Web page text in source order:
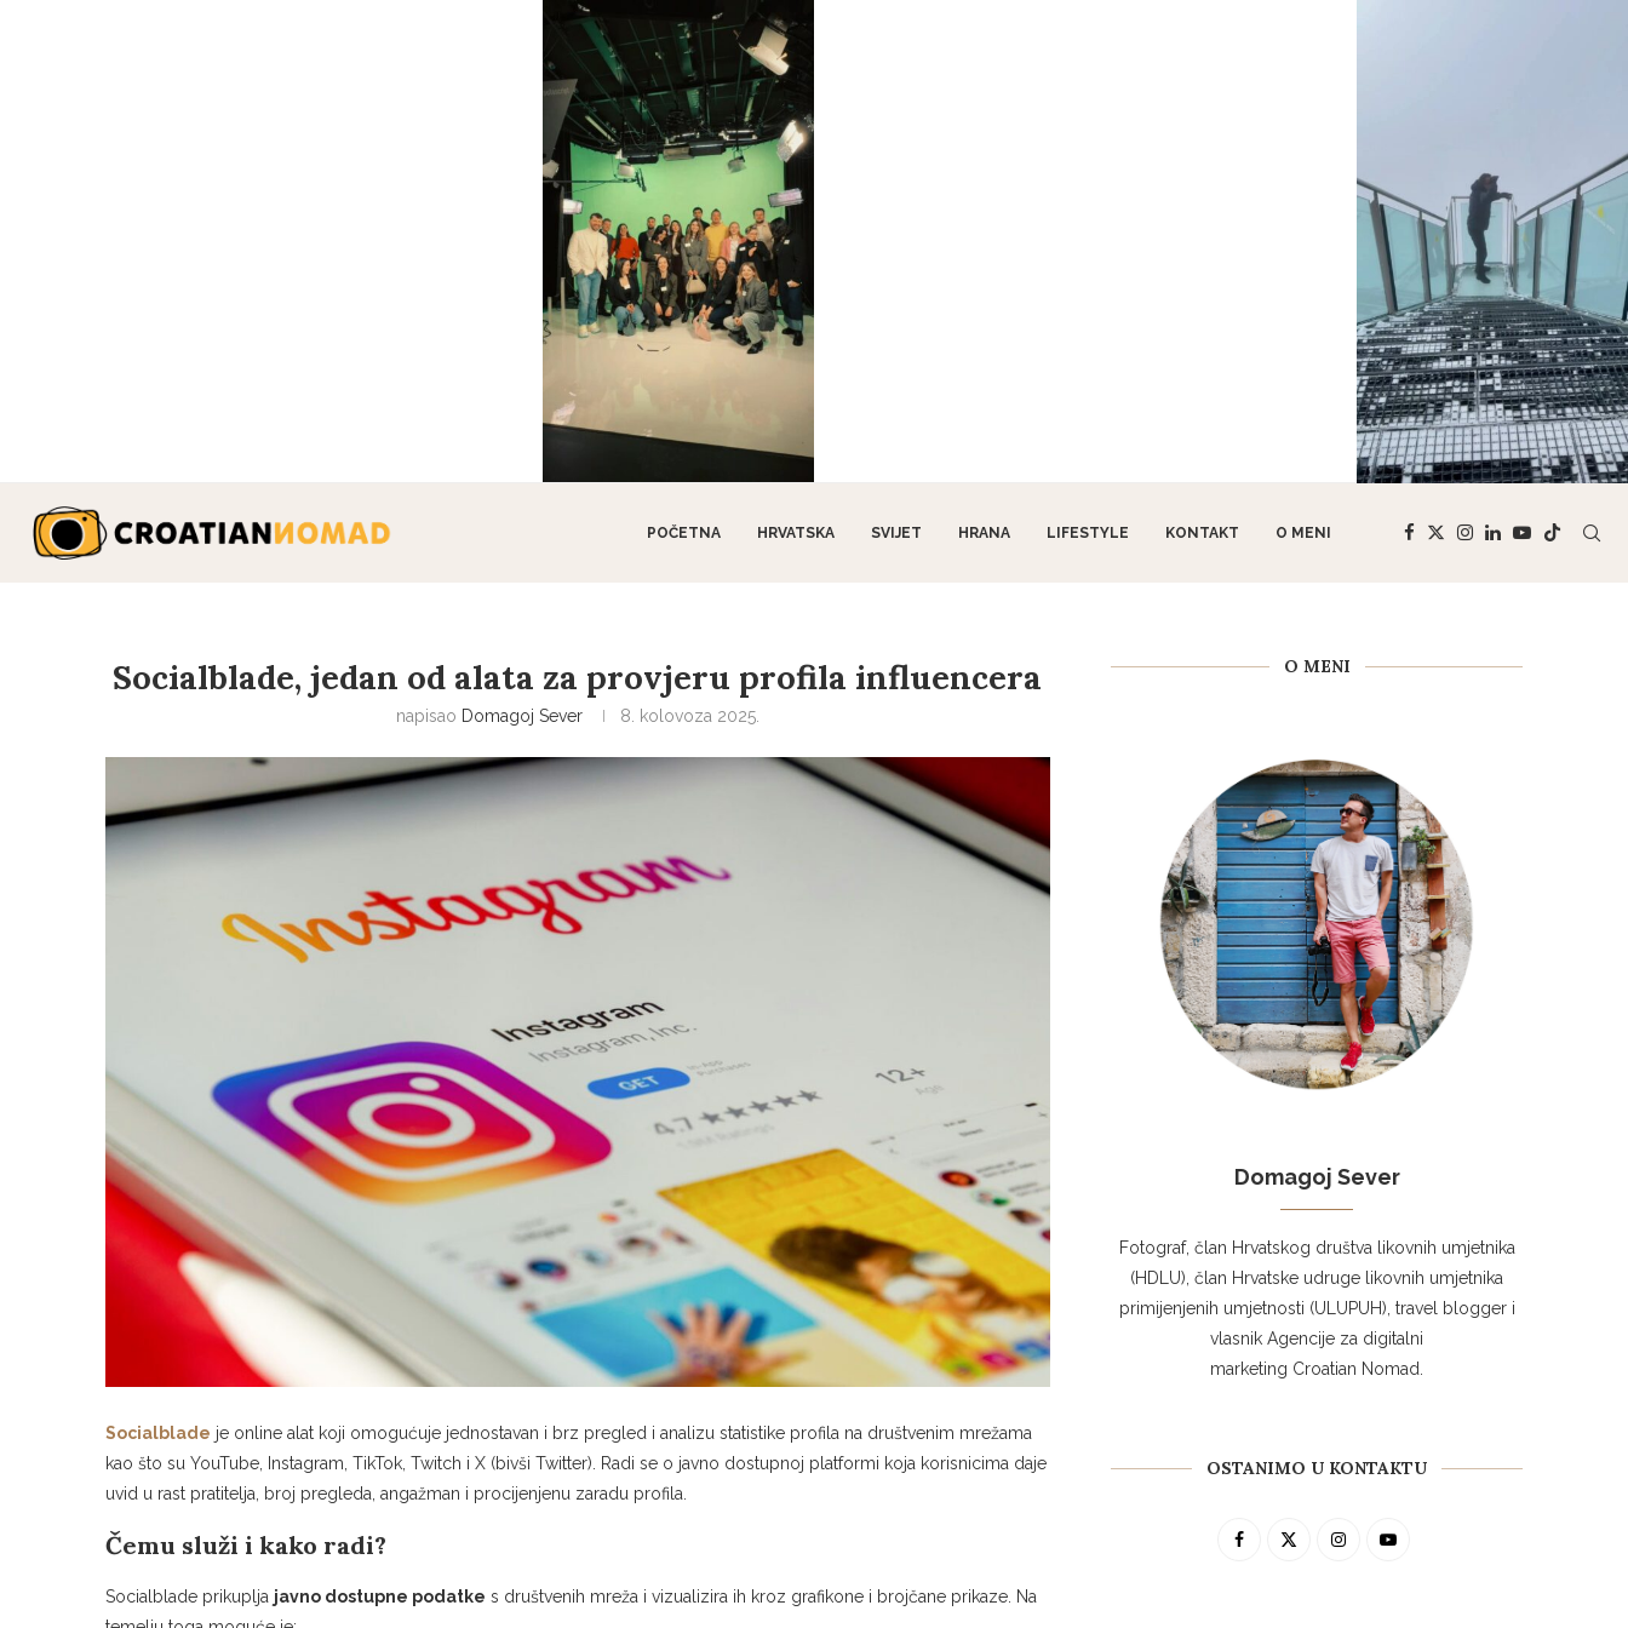
POČETNA HRVATSKA SVIJET HRANA LIFESTYLE KONTAKT O MENI
Socialblade, jedan od alata za provjeru profila influencera
napisao Domagoj Sever 8. kolovoza 2025.
Socialblade je online alat koji omogućuje jednostavan i brz pregled i analizu statistike profila na društvenim mrežama
kao što su YouTube, Instagram, TikTok, Twitch i X (bivši Twitter). Radi se o javno dostupnoj platformi koja korisnicima daje
uvid u rast pratitelja, broj pregleda, angažman i procijenjenu zaradu profila.
Čemu služi i kako radi?
Socialblade prikuplja javno dostupne podatke s društvenih mreža i vizualizira ih kroz grafikone i brojčane prikaze. Na
O MENI
Domagoj Sever
Fotograf, član Hrvatskog društva likovnih umjetnika
(HDLU), član Hrvatske udruge likovnih umjetnika
primijenjenih umjetnosti (ULUPUH), travel blogger i
vlasnik Agencije za digitalni
marketing Croatian Nomad.
OSTANIMO U KONTAKTU